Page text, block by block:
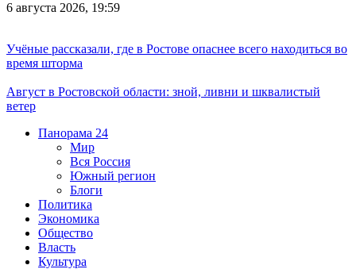
6 августа 2026, 19:59
Учёные рассказали, где в Ростове опаснее всего находиться во
время шторма
Август в Ростовской области: зной, ливни и шквалистый
ветер
Панорама 24
Мир
Вся Россия
Южный регион
Блоги
Политика
Экономика
Общество
Власть
Культура